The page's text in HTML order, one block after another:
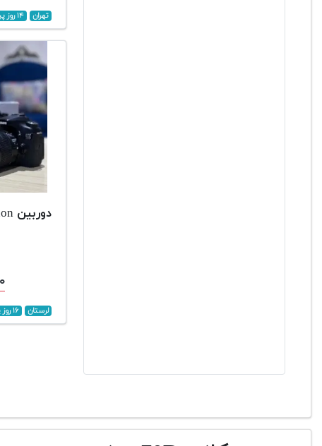
تهران ۱۴ روز پیش
دوربین 70d canon
لرستان ۱۶ روز پیش